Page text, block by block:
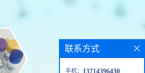
联系方式
手机： 13714396430